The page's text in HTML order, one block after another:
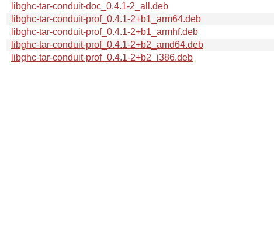
libghc-tar-conduit-doc_0.4.1-2_all.deb
libghc-tar-conduit-prof_0.4.1-2+b1_arm64.deb
libghc-tar-conduit-prof_0.4.1-2+b1_armhf.deb
libghc-tar-conduit-prof_0.4.1-2+b2_amd64.deb
libghc-tar-conduit-prof_0.4.1-2+b2_i386.deb